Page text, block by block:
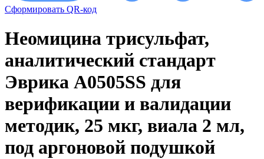
Сформировать QR-код
Неомицина трисульфат,
аналитический стандарт
Эврика A0505SS для
верификации и валидации
методик, 25 мкг, виала 2 мл,
под аргоновой подушкой